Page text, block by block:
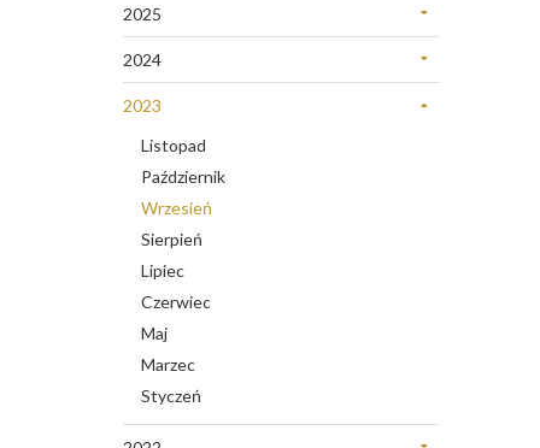
2025
Grudzień
Sierpień
Lipiec
Styczeń
2024
Listopad
Marzec
Luty
2023
Listopad
Październik
Wrzesień
Sierpień
Lipiec
Czerwiec
Maj
Marzec
Styczeń